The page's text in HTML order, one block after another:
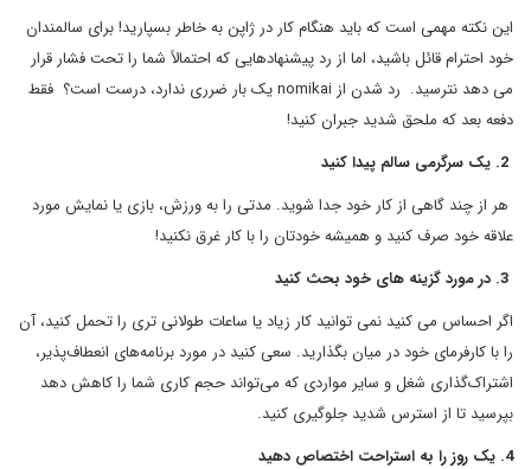
این نکته مهمی است که باید هنگام کار در ژاپن به خاطر بسپارید! برای سالمندان
خود احترام قائل باشید، اما از رد پیشنهادهایی که احتمالاً شما را تحت فشار قرار
می دهد نترسید. رد شدن از nomikai یک بار ضرری ندارد، درست است؟ فقط
دفعه بعد که ملحق شدید جبران کنید!
هر از چند گاهی از کار خود جدا شوید. مدتی را به ورزش، بازی یا نمایش مورد
علاقه خود صرف کنید و همیشه خودتان را با کار غرق نکنید!
اگر احساس می کنید نمی توانید کار زیاد یا ساعات طولانی تری را تحمل کنید، آن
را با کارفرمای خود در میان بگذارید. سعی کنید در مورد برنامه‌های انعطاف‌پذیر،
اشتراک‌گذاری شغل و سایر مواردی که می‌تواند حجم کاری شما را کاهش دهد
بپرسید تا از استرس شدید جلوگیری کنید.
4. یک روز را به استراحت اختصاص دهید